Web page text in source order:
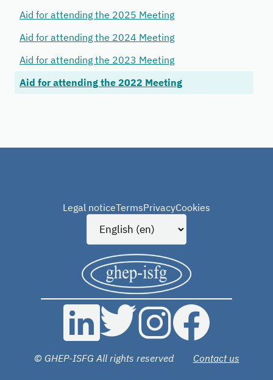
Aid for attending the 2025 Meeting
Aid for attending the 2024 Meeting
Aid for attending the 2023 Meeting
Aid for attending the 2022 Meeting
Legal noticeTermsPrivacyCookies
© GHEP-ISFG All rights reserved Contact us